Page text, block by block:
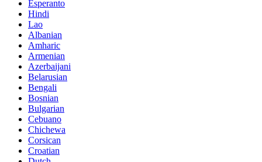
Esperanto
Hindi
Lao
Albanian
Amharic
Armenian
Azerbaijani
Belarusian
Bengali
Bosnian
Bulgarian
Cebuano
Chichewa
Corsican
Croatian